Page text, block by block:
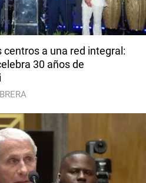
centros a una red integral:
30 años de